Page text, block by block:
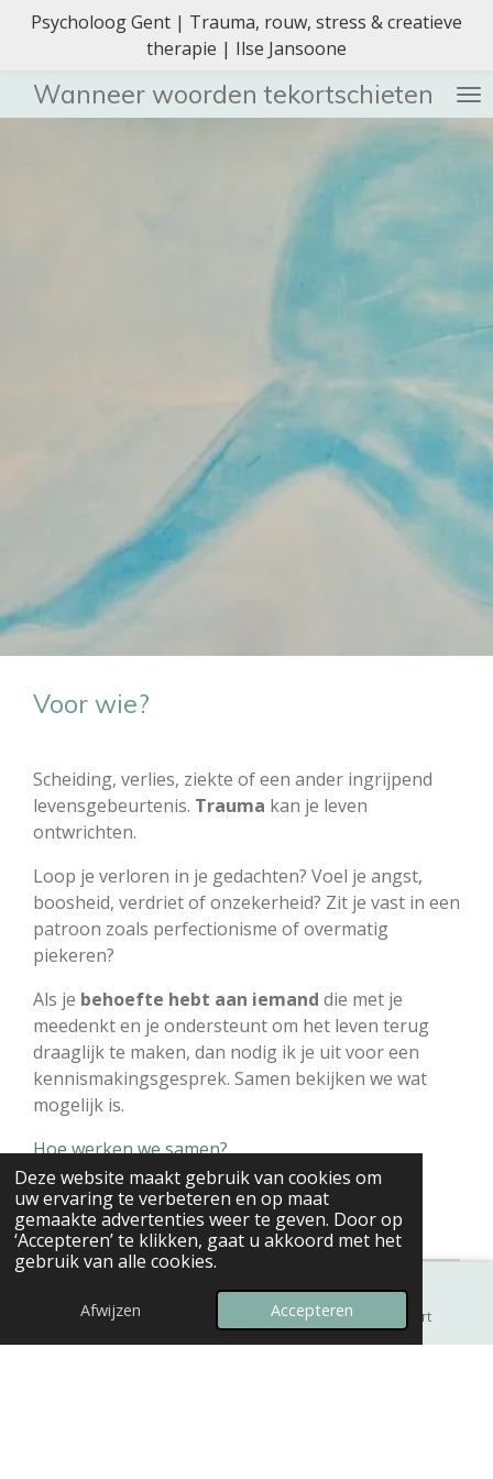
Deze website maakt gebruik van cookies om
uw ervaring te verbeteren en op maat
gemaakte advertenties weer te geven. Door op
‘Accepteren’ te klikken, gaat u akkoord met het
gebruik van alle cookies.
Afwijzen Accepteren
Wanneer woorden tekortschieten
Psycholoog Gent | Trauma, rouw, stress & creatieve
therapie | Ilse Jansoone
Voor wie?
Scheiding, verlies, ziekte of een ander ingrijpend
levensgebeurtenis. Trauma kan je leven
ontwrichten.
Loop je verloren in je gedachten? Voel je angst,
boosheid, verdriet of onzekerheid? Zit je vast in een
patroon zoals perfectionisme of overmatig
piekeren?
Als je behoefte hebt aan iemand die met je
meedenkt en je ondersteunt om het leven terug
draaglijk te maken, dan nodig ik je uit voor een
kennismakingsgesprek. Samen bekijken we wat
mogelijk is.
Hoe werken we samen?
Maak een afspraak
© 2024 - 2026 Psycholoog Gent | Trauma, rouw,
stress & creatieve therapie | Ilse Jansoone
E-mailadres Telefoonnummer Kaart